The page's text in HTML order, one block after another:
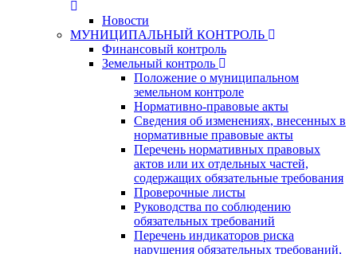
Новости
МУНИЦИПАЛЬНЫЙ КОНТРОЛЬ
Финансовый контроль
Земельный контроль
Положение о муниципальном
земельном контроле
Нормативно-правовые акты
Сведения об изменениях, внесенных в
нормативные правовые акты
Перечень нормативных правовых
актов или их отдельных частей,
содержащих обязательные требования
Проверочные листы
Руководства по соблюдению
обязательных требований
Перечень индикаторов риска
нарушения обязательных требований,